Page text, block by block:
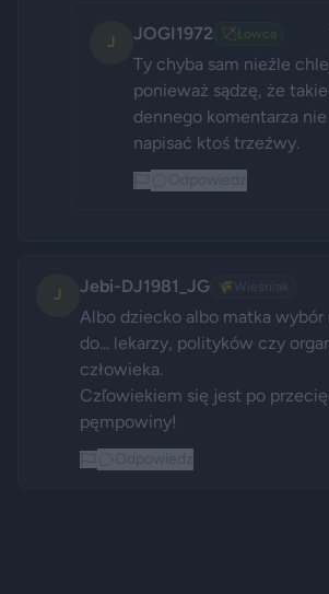
J JOGI1972 🏹 Łowca
Ty chyba sam nieźle
ponieważ sądzę, że
dennego komentarza
napisać ktoś trzeźwy.
J Jebi-DJ1981_JG 🌾
Albo dziecko albo matka wybór
do... lekarzy, polityków czy
człowieka.
Czľowiekiem się jest po
pęmpowiny!